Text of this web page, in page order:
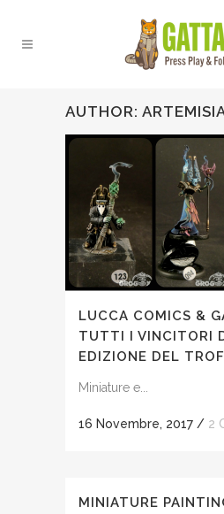
AUTHOR:
LUCCA COMICS &
TUTTI I VINCITORI
EDIZIONE DEL
Miniature e...
16 Novembre, 2017 / 2
MINIATURE